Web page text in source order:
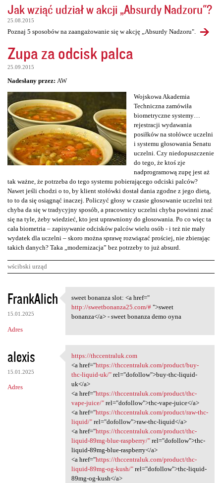
Jak wziąć udział w akcji „Absurdy Nadzoru"?
25.08.2015
Poznaj 5 sposobów na zaangażowanie się w akcję „Absurdy Nadzoru".
Zupa za odcisk palca
25.09.2015
Nadesłany przez: AW
Wojskowa Akademia
Techniczna zamówiła
biometryczne systemy…
rejestracji wydawania
posiłków na stołówce uczelni
i systemu głosowania Senatu
uczelni. Czy niedopuszczenie
do tego, że ktoś zje
nadprogramową zupę jest aż
tak ważne, że potrzeba do tego systemu pobierającego odciski palców?
Nawet jeśli chodzi o to, by klient stołówki dostał dania zgodne z jego dietą,
to to da się osiągnąć inaczej. Policzyć głosy w czasie głosowanie uczelni też
chyba da się w tradycyjny sposób, a pracownicy uczelni chyba powinni znać
się na tyle, żeby wiedzieć, kto jest uprawniony do głosowania. Po co więc ta
cała biometria – zapisywanie odcisków palców wielu osób - i też nie mały
wydatek dla uczelni – skoro można sprawę rozwiązać prościej, nie zbierając
takich danych? Taka „modernizacja” bez potrzeby to już absurd.
wścibski urząd
K
o
m
e
t
a
r
FrankAlich
15.01.2025
Adres
sweet bonanza slot: <a href="
sweet bonanza slot: <a href="
http://sweetbonanza25.com/#">sweet
bonanza</a> - sweet bonanza demo oyna
alexis
15.01.2025
Adres
https://thccentraluk.com
https://thccentraluk.com
<a href="https://thccentraluk.com/product/buy-
thc-liquid-uk/"rel="dofollow">buy-thc-liquid-
uk</a>
<a href="https://thccentraluk.com/product/thc-
vape-juice/"rel="dofollow">thc-vape-juice</a>
<a href="https://thccentraluk.com/product/raw-thc-
liquid/"rel="dofollow">raw-thc-liquid</a>
<a href="https://thccentraluk.com/product/thc-
liquid-89mg-blue-raspberry/"rel="dofollow">thc-
liquid-89mg-blue-raspberry</a>
<a href="https://thccentraluk.com/product/thc-
liquid-89mg-og-kush/"rel="dofollow">thc-liquid-
89mg-og-kush</a>